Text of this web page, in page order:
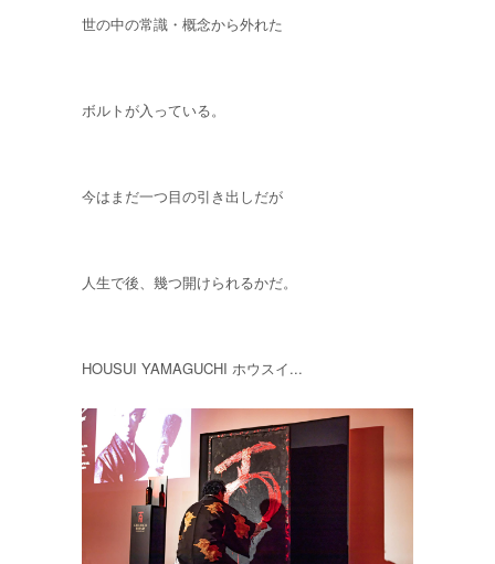
世の中の常識・概念から外れた
ボルトが入っている。
今はまだ一つ目の引き出しだが
人生で後、幾つ開けられるかだ。
HOUSUI YAMAGUCHI ホウスイ...